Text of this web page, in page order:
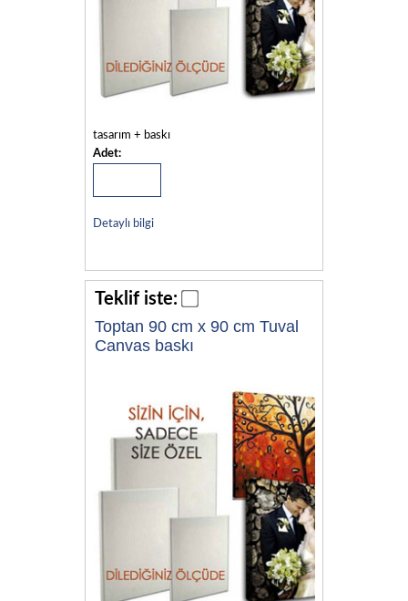
tasarım + baskı
Adet:
Detaylı bilgi
Teklif iste:
Toptan 90 cm x 90 cm Tuval
Canvas baskı